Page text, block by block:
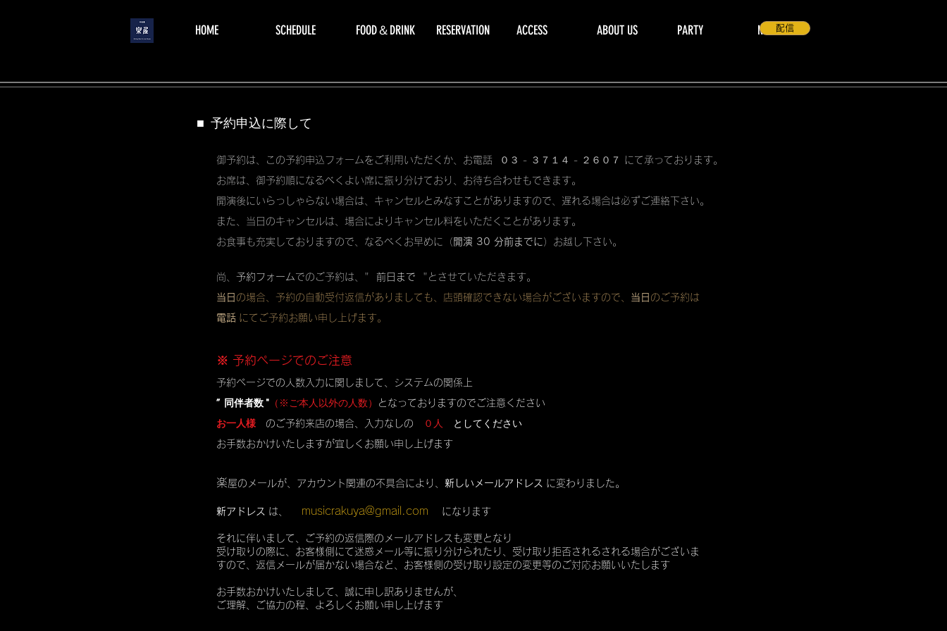
menu HOME SCHEDULE FOOD＆DRINK RESERVATION ACCESS ABOUT US PARTY NEWS配信
■ 予約申込に際して
御予約は、この予約申込フォームをご利用いただくか、お電話 ０３ - ３７１４ - ２６０７ にて承っております。
お席は、御予約順になるべくよい席に振り分けており、お待ち合わせもできます。
開演後にいらっしゃらない場合は、キャンセルとみなすことがありますので、遅れる場合は必ずご連絡下さい。
また、当日のキャンセルは、場合によりキャンセル料をいただくことがあります。
お食事も充実しておりますので、なるべくお早めに（ 開演 30 分前までに）お越し下さい。
尚、 予約フォームでのご予約は、" 前日まで "とさせていただきます。
当日 の場合、予約の自動受付返信がありましても、店頭確認できない場合がございますので、 当日 のご予約は
電話 にてご予約お願い申し上げます。
※ 予約ページでのご注意
予約ページでの人数入力に関しまして、システムの関係上
” 同伴者数 " （※ご本人以外の人数） となっておりますのでご注意ください
お一人様 のご予約来店の場合、入力なしの ０人 としてください
お手数おかけいたしますが宜しくお願い申し上げます
楽屋のメールが、アカウント関連の不具合により、 新しいメールアドレス に変わりました。
新アドレス は、 musicrakuya@gmail.com になります
それに伴いまして、ご予約の返信際のメールアドレスも変更となり
受け取りの際に、お客様側にて迷惑メール等に振り分けられたり、受け取り拒否されるされる場合がございま
すので、返信メールが届かない場合など、お客様側の受け取り設定の変更等のご対応お願いいたします
お手数おかけいたしまして、誠に申し訳ありませんが、
ご理解、ご協力の程、よろしくお願い申し上げます